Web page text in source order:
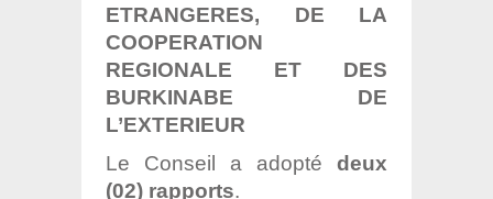
ETRANGERES, DE LA
COOPERATION
REGIONALE ET DES
BURKINABE DE
L’EXTERIEUR
Le Conseil a adopté deux
(02) rapports.